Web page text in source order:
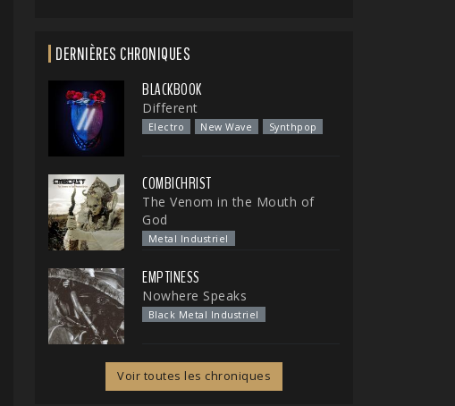
DERNIÈRES CHRONIQUES
BLACKBOOK
Different
Electro New Wave Synthpop
COMBICHRIST
The Venom in the Mouth of
God
Metal Industriel
EMPTINESS
Nowhere Speaks
Black Metal Industriel
Voir toutes les chroniques